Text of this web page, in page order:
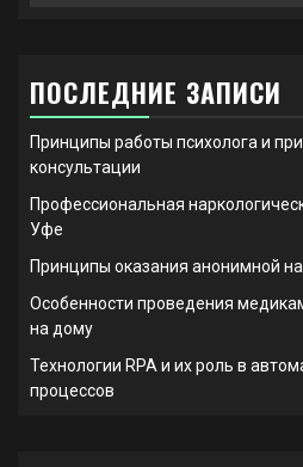
ПОСЛЕДНИЕ ЗАПИСИ
Принципы работы психолога и
консультации
Профессиональная
Уфе
Принципы оказания анонимной
Особенности проведения
на дому
Технологии RPA и их роль в
процессов